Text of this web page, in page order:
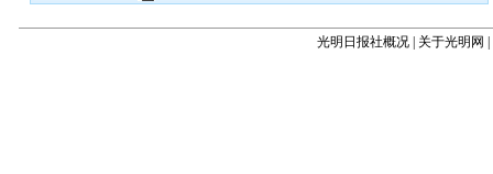
光明日报社概况 关于光明网